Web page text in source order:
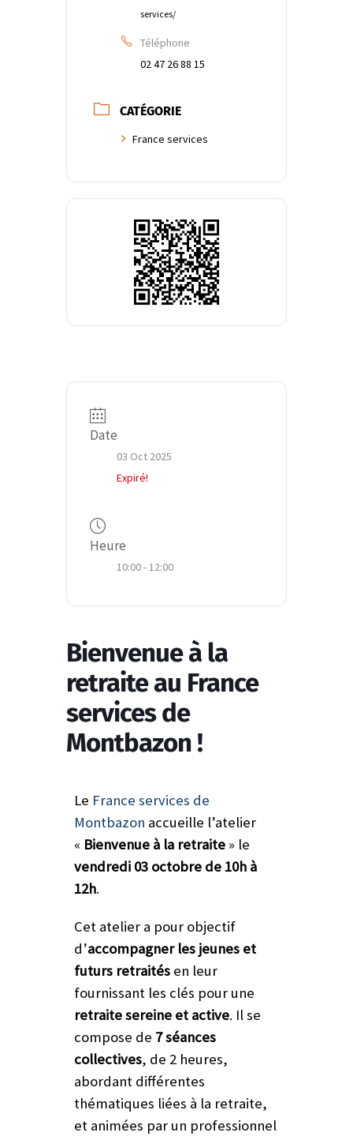
services/
Téléphone
02 47 26 88 15
CATÉGORIE
France services
Date
03 Oct 2025
Expiré!
Heure
10:00 - 12:00
Bienvenue à la
retraite au France
services de
Montbazon !
Le France services de
Montbazon accueille l’atelier
« Bienvenue à la retraite » le
vendredi 03 octobre de 10h à
12h.
Cet atelier a pour objectif
d’accompagner les jeunes et
futurs retraités en leur
fournissant les clés pour une
retraite sereine et active. Il se
compose de 7 séances
collectives, de 2 heures,
abordant différentes
thématiques liées à la retraite,
et animées par un professionnel